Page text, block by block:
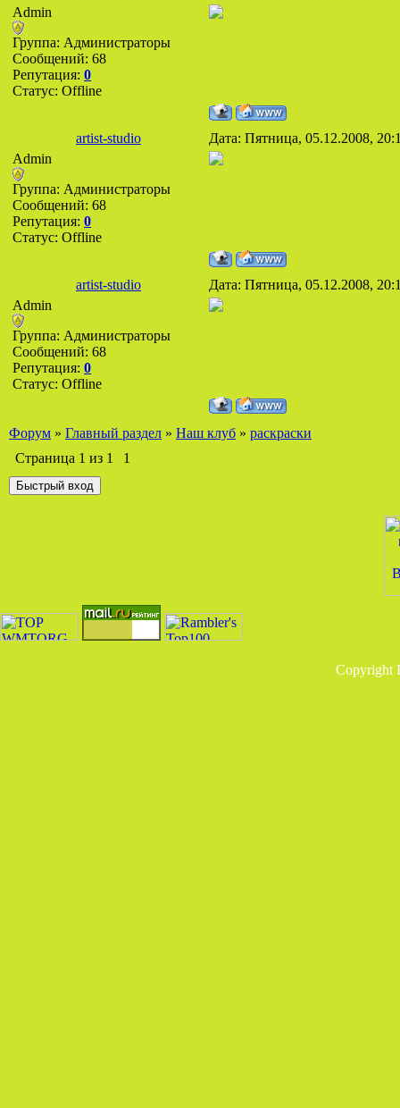
Admin
Группа: Администраторы
Сообщений: 68
Репутация: 0
Статус: Offline
artist-studio
Дата: Пятница, 05.12.2008,
Admin
Группа: Администраторы
Сообщений: 68
Репутация: 0
Статус: Offline
artist-studio
Дата: Пятница, 05.12.2008,
Admin
Группа: Администраторы
Сообщений: 68
Репутация: 0
Статус: Offline
Форум » Главный раздел » Наш клуб » раскраски
Страница 1 из 1 1
Copyright